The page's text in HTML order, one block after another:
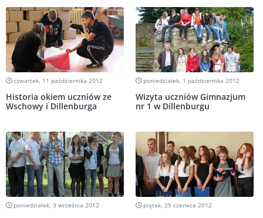
czwartek, 11 października 2012
Historia okiem uczniów ze
Wschowy i Dillenburga
poniedziałek, 1 października 2012
Wizyta uczniów Gimnazjum
nr 1 w Dillenburgu
poniedziałek, 3 września 2012 piątek, 29 czerwca 2012